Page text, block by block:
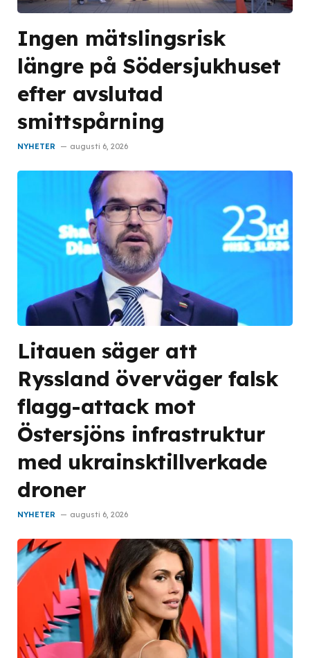
Ingen mätslingsrisk
längre på Södersjukhuset
efter avslutad
smittspårning
NYHETER augusti 6, 2026
Litauen säger att
Ryssland överväger falsk
flagg-attack mot
Östersjöns infrastruktur
med ukrainsktillverkade
droner
NYHETER augusti 6, 2026